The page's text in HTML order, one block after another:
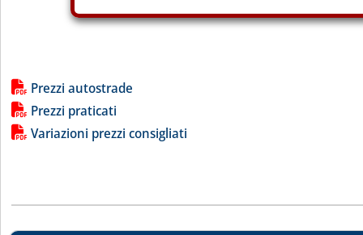
Lista allegati PDF alla notizia
Prezzi autostrade
Prezzi praticati
Variazioni prezzi consigliati